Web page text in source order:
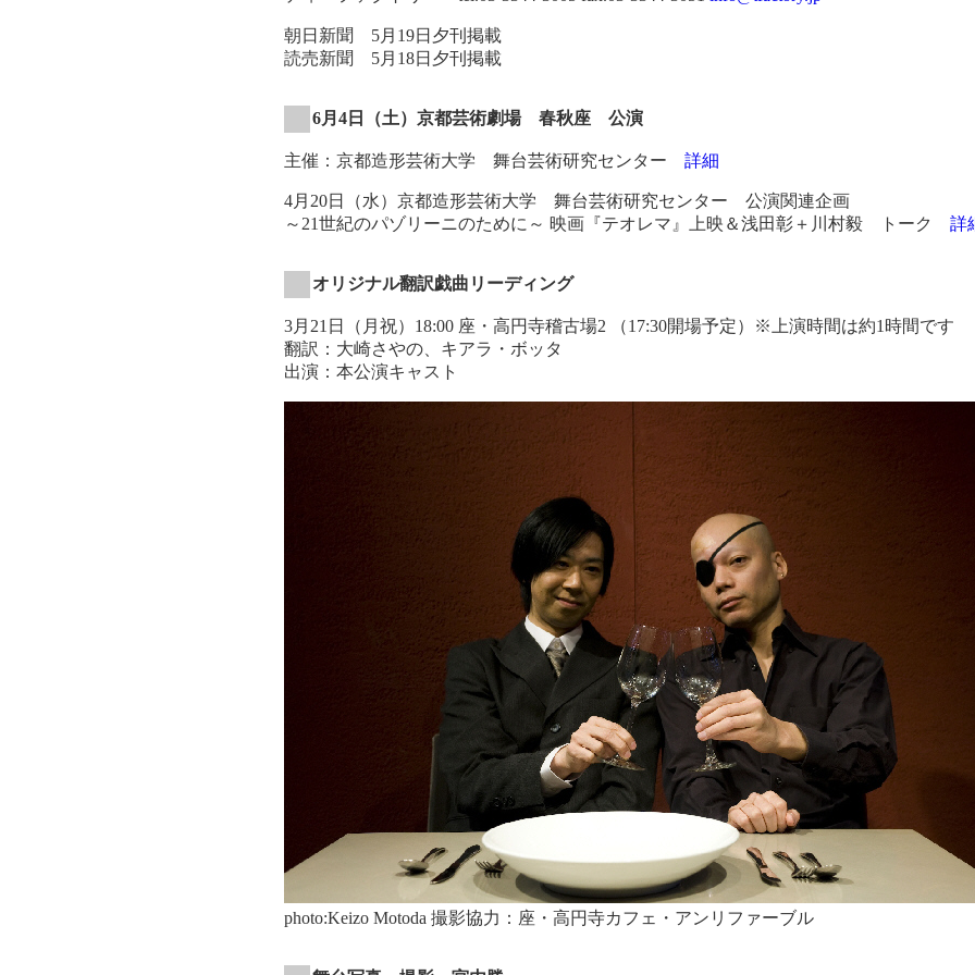
朝日新聞 5月19日夕刊掲載
読売新聞 5月18日夕刊掲載
6月4日（土）京都芸術劇場 春秋座 公演
主催：京都造形芸術大学 舞台芸術研究センター 詳細
4月20日（水）京都造形芸術大学 舞台芸術研究センター 公演関連企画
～21世紀のパゾリーニのために～ 映画『テオレマ』上映＆浅田彰＋川村毅 トーク 詳
オリジナル翻訳戯曲リーディング
3月21日（月祝）18:00 座・高円寺稽古場2 （17:30開場予定）※上演時間は約1時間です
翻訳：大崎さやの、キアラ・ボッタ
出演：本公演キャスト
photo:Keizo Motoda 撮影協力：座・高円寺カフェ・アンリファーブル